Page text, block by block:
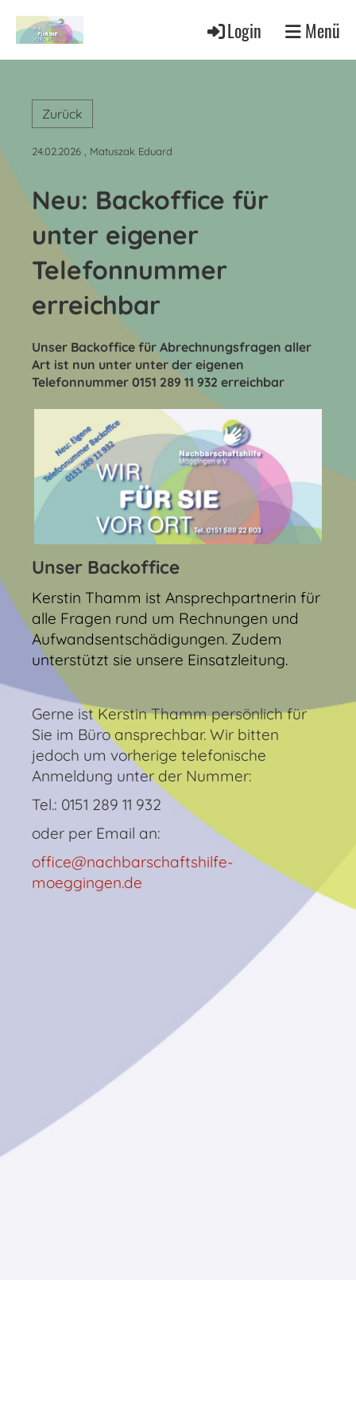
Login Menü
Zurück
24.02.2026 , Matuszak Eduard
Neu: Backoffice für
unter eigener
Telefonnummer
erreichbar
Unser Backoffice für Abrechnungsfragen aller
Art ist nun unter unter der eigenen
Telefonnummer 0151 289 11 932 erreichbar
Unser Backoffice
Kerstin Thamm ist Ansprechpartnerin für
alle Fragen rund um Rechnungen und
Aufwandsentschädigungen. Zudem
unterstützt sie unsere Einsatzleitung.
Gerne ist Kerstin Thamm persönlich für
Sie im Büro ansprechbar. Wir bitten
jedoch um vorherige telefonische
Anmeldung unter der Nummer:
Tel.: 0151 289 11 932
oder per Email an:
office@nachbarschaftshilfe-
moeggingen.de